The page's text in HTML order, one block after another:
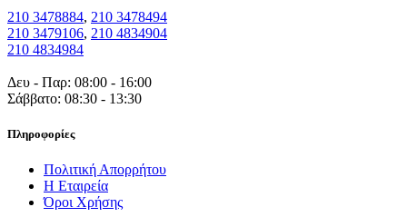
210 3478884, 210 3478494
210 3479106, 210 4834904
210 4834984
Δευ - Παρ: 08:00 - 16:00
Σάββατο: 08:30 - 13:30
Πληροφορίες
Πολιτική Απορρήτου
Η Εταιρεία
Όροι Χρήσης